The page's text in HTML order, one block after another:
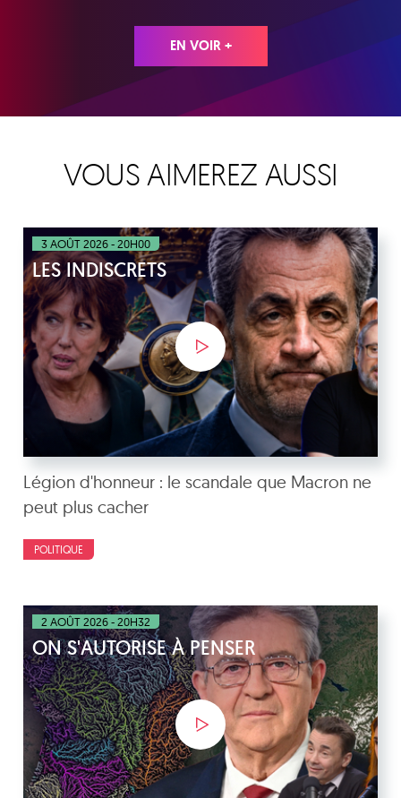
EN VOIR +
VOUS AIMEREZ AUSSI
3 AOÛT 2026 - 20H00
LES INDISCRETS
Légion d'honneur : le scandale que Macron ne
peut plus cacher
POLITIQUE
2 AOÛT 2026 - 20H32
ON S'AUTORISE À PENSER